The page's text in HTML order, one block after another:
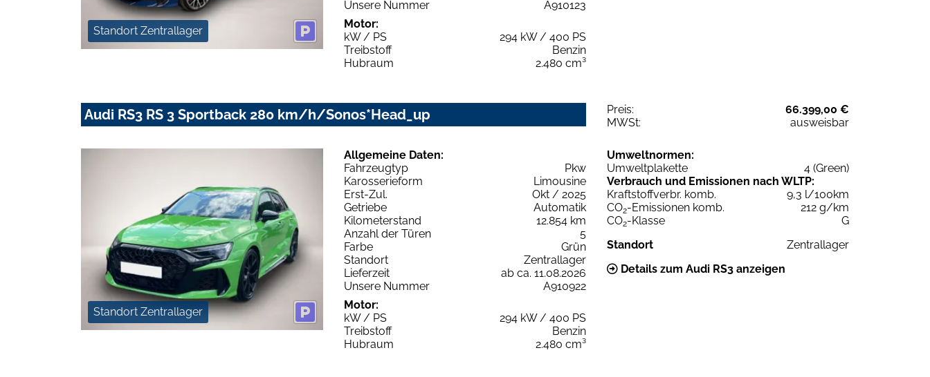
Standort Zentrallager
Unsere Nummer
A910123
Motor:
kW / PS
294 kW / 400 PS
Treibstoff
Benzin
Hubraum
2.480 cm³
Audi RS3 RS 3 Sportback 280 km/h/Sonos*Head_up Preis:
66.399,00 €
MWSt:
ausweisbar
Standort Zentrallager
Allgemeine Daten:
Fahrzeugtyp
Pkw
Karosserieform
Limousine
Erst-Zul.
Okt / 2025
Getriebe
Automatik
Kilometerstand
12.854 km
Anzahl der Türen
5
Farbe
Grün
Standort
Zentrallager
Lieferzeit
ab ca. 11.08.2026
Unsere Nummer
A910922
Motor:
kW / PS
294 kW / 400 PS
Treibstoff
Benzin
Hubraum
2.480 cm³
Umweltnormen:
Umweltplakette
4 (Green)
Verbrauch und Emissionen nach WLTP:
Kraftstoffverbr. komb.
9,3 l/100km
CO2-Emissionen komb.
212 g/km
CO2-Klasse
G
Standort
Zentrallager
Details zum Audi RS3 anzeigen